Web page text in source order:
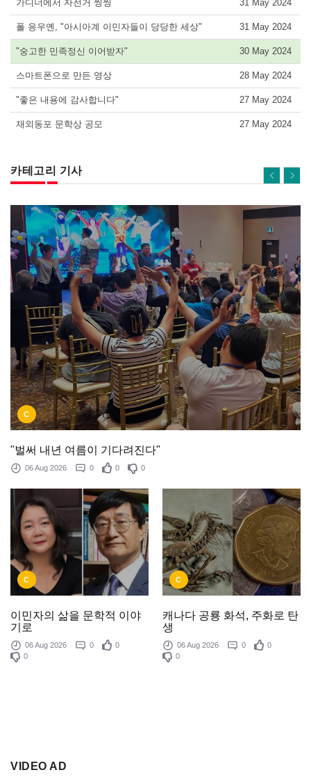
가디너에서 자전거 씽씽 31 May 2024
폴 응우옌, "아시아계 이민자들이 당당한 세상" 31 May 2024
"숭고한 민족정신 이어받자" 30 May 2024
스마트폰으로 만든 영상 28 May 2024
"좋은 내용에 감사합니다" 27 May 2024
재외동포 문학상 공모 27 May 2024
카테고리 기사
C
"벌써 내년 여름이 기다려진다"
06 Aug 2026 0 0 0
C
이민자의 삶을 문학적 이야
기로
06 Aug 2026 0
0
0
C
캐나다 공룡 화석, 주화로 탄
생
06 Aug 2026 0
0
0
VIDEO AD